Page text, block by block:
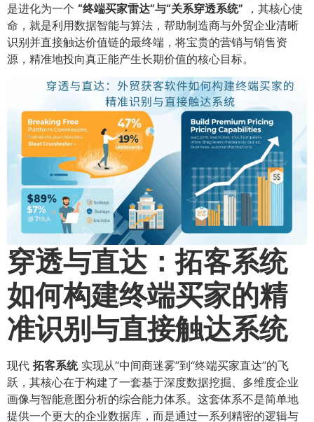
是进化为一个 ​“终端买家雷达”与“关系穿透系统”​ ，其核心使
命，就是利用数据智能与算法，帮助制造商与外贸企业清晰
识别并直接触达价值链的最终端，将宝贵的营销与销售资
源，精准地投向真正能产生长期价值的核心目标。
穿透与直达：拓客系统
如何构建终端买家的精
准识别与直接触达系统
现代 拓客系统实现从“中间商迷雾”到“终端买家直达”的飞
跃，其核心在于构建了一套基于深度数据挖掘、多维度企业
画像与智能意图分析的综合能力体系。这套体系不是简单地
提供一个更大的企业数据库，而是通过一系列精密的逻辑与